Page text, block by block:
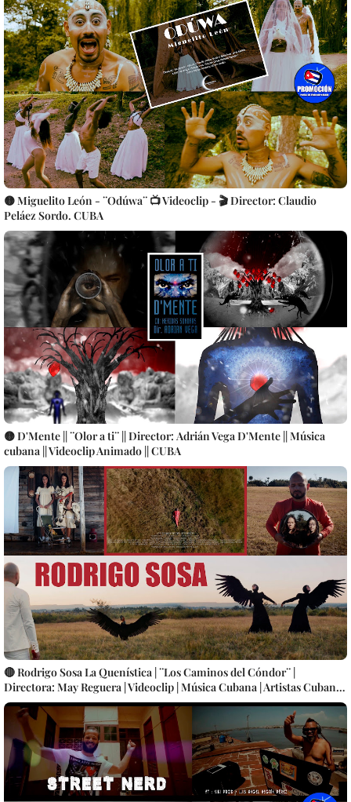
🟡 Miguelito León - ¨Odúwa¨ 📺 Videoclip - 🎬 Director: Claudio
Peláez Sordo. CUBA
🟡 D'Mente || ¨Olor a ti¨ || Director: Adrián Vega D'Mente || Música
cubana || Videoclip Animado || CUBA
🔴 Rodrigo Sosa La Quenística | ¨Los Caminos del Cóndor¨ |
Directora: May Reguera | Videoclip | Música Cubana | Artistas Cubanos
| Instrumental | CUBA